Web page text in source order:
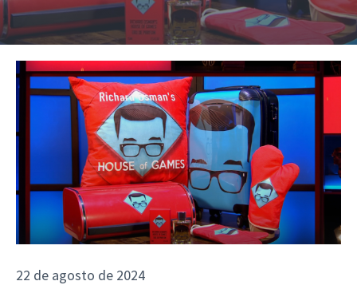
22 de agosto de 2024